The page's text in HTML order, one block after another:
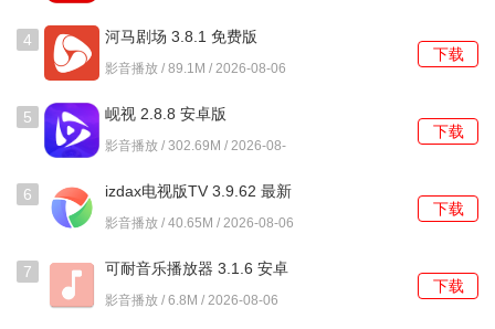
4 河马剧场 3.8.1 免费版
影音播放 / 89.1M / 2026-08-06
下载
5 岘视 2.8.8 安卓版
影音播放 / 302.69M / 2026-08-
下载
6
izdax电视版TV 3.9.62 最新
版
影音播放 / 40.65M / 2026-08-06
下载
7
可耐音乐播放器 3.1.6 安卓
版
影音播放 / 6.8M / 2026-08-06
下载